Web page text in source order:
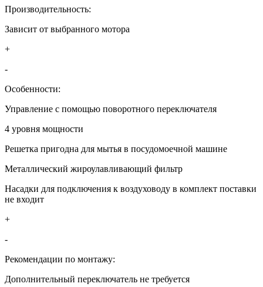
Производительность:
Зависит от выбранного мотора
+
-
Особенности:
Управление с помощью поворотного переключателя
4 уровня мощности
Решетка пригодна для мытья в посудомоечной машине
Металлический жироулавливающий фильтр
Насадки для подключения к воздуховоду в комплект поставки
не входит
+
-
Рекомендации по монтажу:
Дополнительный переключатель не требуется